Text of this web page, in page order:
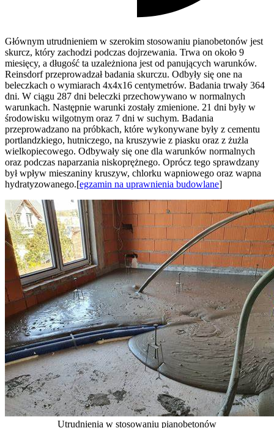
Głównym utrudnieniem w szerokim stosowaniu pianobetonów jest
skurcz, który zachodzi podczas dojrzewania. Trwa on około 9
miesięcy, a długość ta uzależniona jest od panujących warunków.
Reinsdorf przeprowadzał badania skurczu. Odbyły się one na
beleczkach o wymiarach 4x4x16 centymetrów. Badania trwały 364
dni. W ciągu 287 dni beleczki przechowywano w normalnych
warunkach. Następnie warunki zostały zmienione. 21 dni były w
środowisku wilgotnym oraz 7 dni w suchym. Badania
przeprowadzano na próbkach, które wykonywane były z cementu
portlandzkiego, hutniczego, na kruszywie z piasku oraz z żużla
wielkopiecowego. Odbywały się one dla warunków normalnych
oraz podczas naparzania niskoprężnego. Oprócz tego sprawdzany
był wpływ mieszaniny kruszyw, chlorku wapniowego oraz wapna
hydratyzowanego.[egzamin na uprawnienia budowlane]
Utrudnienia w stosowaniu pianobetonów